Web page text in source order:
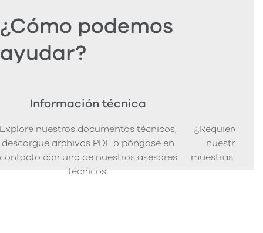
¿Cómo podemos
ayudar?
Información técnica
Explore nuestros documentos técnicos,
descargue archivos PDF o póngase en
con uno de nuestros asesores
técnicos.
¿Requiere
nuestra
muestras de